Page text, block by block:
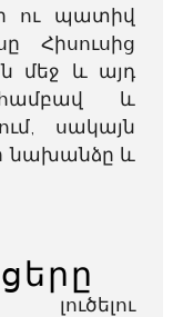
ու պատիվ
Հիսուսից
մեջ և այդ
և
սակայն
նախանձը և